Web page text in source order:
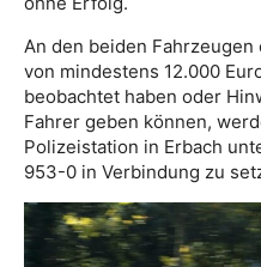
An den beiden
von mindestens 12.000
beobachtet haben oder
Fahrer geben können,
Polizeistation in Erbach
953-0 in Verbindung zu